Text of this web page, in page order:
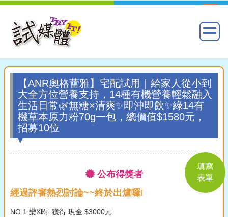
【ANR奧格蕾雅】宅配試用｜給家人從小到
大全方位營養支持，14種有機營養輕鬆融入
生活日常🌿無糖×清爽✨即沖即飲✨綠14有
機草本原力粉70g一包，總價值$1580元，
招募10位
公布得獎者
經過評審熱烈討論~~終於出爐囉!
NO.1 欒X昀 獲得 現金 $3000元
填寫
表單